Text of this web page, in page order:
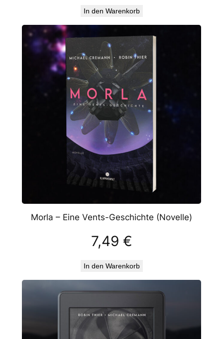
In den Warenkorb
Morla – Eine Vents-Geschichte (Novelle)
7,49 €
In den Warenkorb